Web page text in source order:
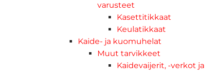
varusteet
Kasettitikkaat
Keulatikkaat
Kaide- ja kuomuhelat
Muut tarvikkeet
Kaidevaijerit, -verkot ja